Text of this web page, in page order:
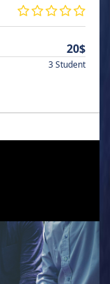
20$
3 Student